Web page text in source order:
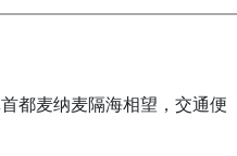
都麦纳麦隔海相望，交通便